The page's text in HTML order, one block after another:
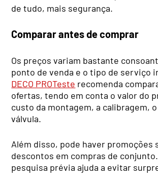
de tudo, mais segurança.
Comparar antes de comprar
Os preços variam bastante
ponto de venda e o tipo de serviço
DECO PROTeste recomenda
ofertas, tendo em conta o valor do
custo da montagem, a calibragem,
válvula.
Além disso, pode haver promoções
descontos em compras de
pesquisa prévia ajuda a evitar